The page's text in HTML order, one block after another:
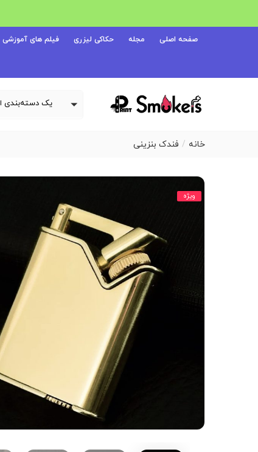
صفحه اصلی مجله حکاکی لیزری فیلم های آموزشی
خانه فندک بنزینی
ویژه